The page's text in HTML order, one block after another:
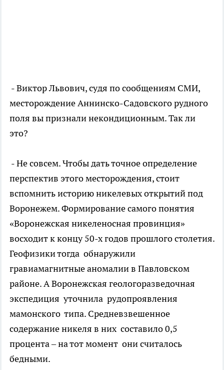
- Виктор Львович, судя по сообщениям СМИ,
месторождение Аннинско-Садовского рудного
поля вы признали некондиционным. Так ли
это?
- Не совсем. Чтобы дать точное определение
перспектив этого месторождения, стоит
вспомнить историю никелевых открытий под
Воронежем. Формирование самого понятия
«Воронежская никеленосная провинция»
восходит к концу 50-х годов прошлого столетия.
Геофизики тогда обнаружили
гравиамагнитные аномалии в Павловском
районе. А Воронежская геологоразведочная
экспедиция уточнила рудопроявления
мамонского типа. Средневзвешенное
содержание никеля в них составило 0,5
процента – на тот момент они считалось
бедными.